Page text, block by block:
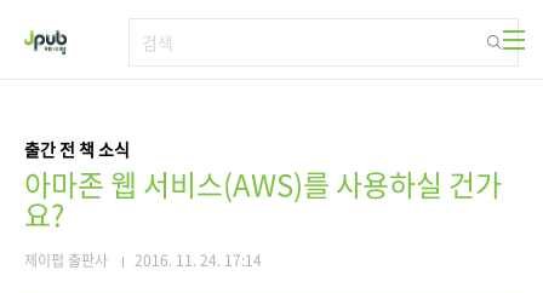
출간 전 책 소식
아마존 웹 서비스(AWS)를 사용하실 건가
요?
제이펍 출판사 2016. 11. 24. 17:14